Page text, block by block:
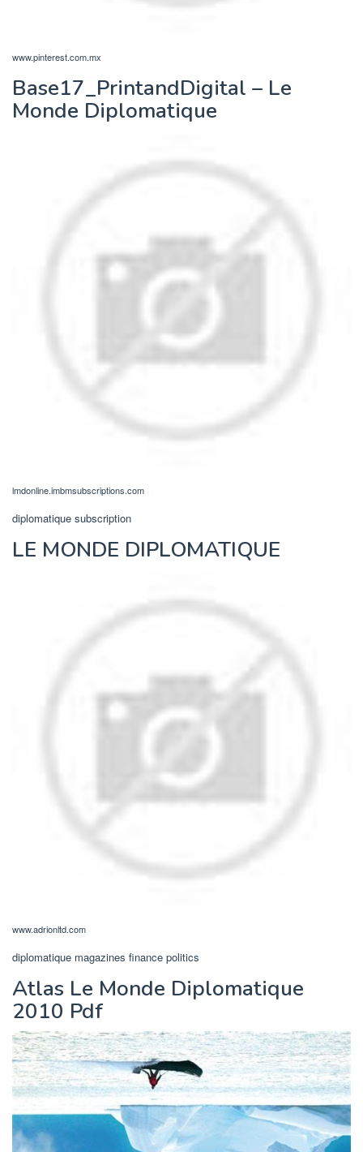
www.pinterest.com.mx
Base17_PrintandDigital – Le
Monde Diplomatique
lmdonline.imbmsubscriptions.com
diplomatique subscription
LE MONDE DIPLOMATIQUE
www.adrionltd.com
diplomatique magazines finance politics
Atlas Le Monde Diplomatique
2010 Pdf